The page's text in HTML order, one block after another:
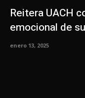
Reitera UACH
emocional de
enero 13, 2025